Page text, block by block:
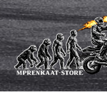
Siirry
navigointiin
Siirry
sisältöön
MP renkaat